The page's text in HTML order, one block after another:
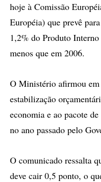
hoje à Comissão
Européia) que prevê
1,2% do Produto
menos que em 2006.
O Ministério afirmou em
estabilização
economia e ao pacote
no ano passado pelo
O comunicado ressalta
deve cair 0,5 ponto, o